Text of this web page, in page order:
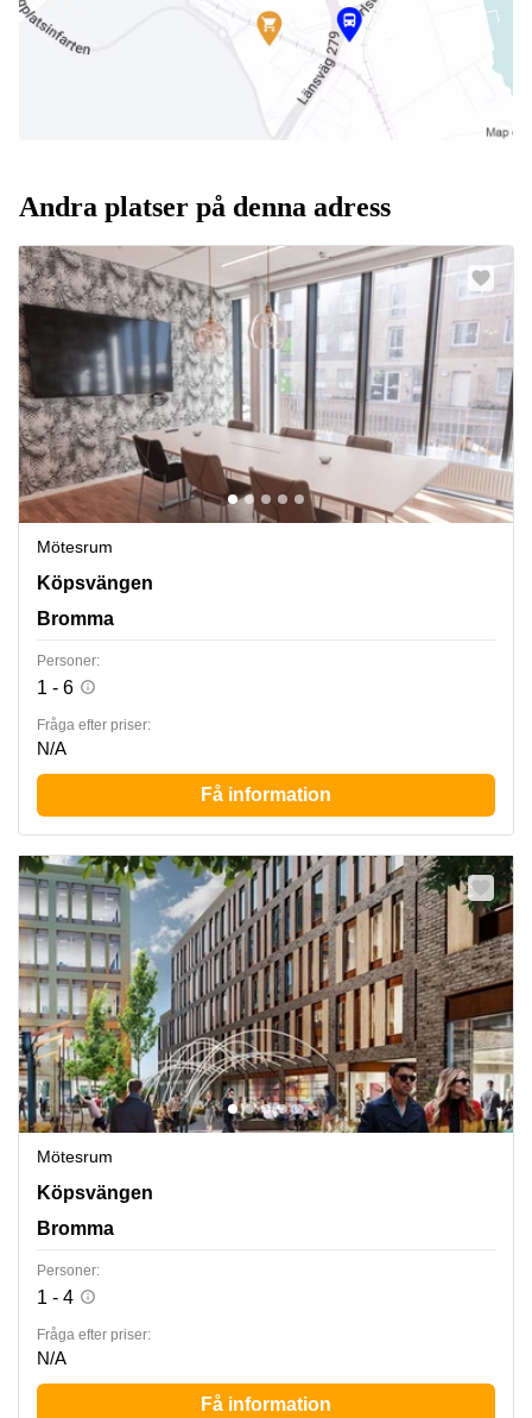
Andra platser på denna adress
Mötesrum
Köpsvängen 10, Bromma
Köpsvängen
Bromma
Personer:
1 - 6
Fråga efter priser:
N/A
Få information
Mötesrum
Köpsvängen 10, Bromma
Köpsvängen
Bromma
Personer:
1 - 4
Fråga efter priser:
N/A
Få information